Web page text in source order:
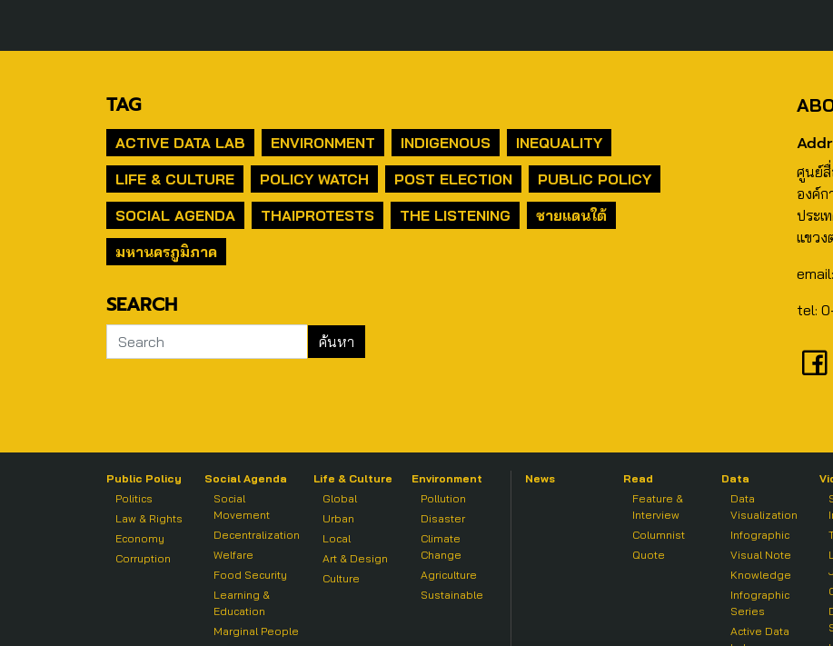
TAG
ACTIVE DATA LAB ENVIRONMENT INDIGENOUS
INEQUALITY
LIFE & CULTURE
POLICY WATCH POST ELECTION
PUBLIC POLICY
SOCIAL AGENDA
THAIPROTESTS THE LISTENING
ชายแดนใต้
มหานครภูมิภาค
SEARCH
ศูนย์สื่
องค์ก
ประเ
แขวง
tel:
Public Policy
Politics
Law & Rights
Economy
Corruption
Social Agenda
Social
Movement
Decentralization
Welfare
Food Security
Learning &
Education
Marginal People
Life & Culture
Global
Urban
Local
Art & Design
Culture
Environment
Pollution
Disaster
Climate
Change
Agriculture
Sustainable
News
Read
Feature &
Interview
Columnist
Quote
Data
Data
Visualization
Infographic
Visual Note
Knowledge
Infographic
Series
Active Data